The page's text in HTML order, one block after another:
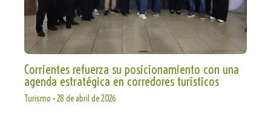
Corrientes refuerza su posicionamiento con una
agenda estratégica en corredores turísticos
Turismo •28 de abril de 2026